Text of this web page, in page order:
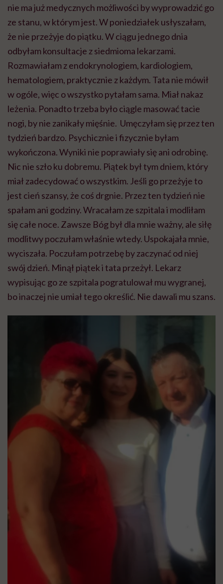
nie ma już medycznych możliwości by wyprowadzić go
ze stanu, w którym jest. W poniedziałek usłyszałam,
że nie przeżyje do piątku. W ciągu jednego dnia
odbyłam konsultacje z siedmioma lekarzami.
Rozmawiałam z endokrynologiem, kardiologiem,
hematologiem, praktycznie z każdym. Tata nie mówił
w ogóle, więc o wszystko pytałam sama. Miał nakaz
leżenia. Ponadto trzeba było ciągle masować tacie
nogi, by nie zanikały mięśnie. Umęczyłam się przez ten
tydzień bardzo. Psychicznie i fizycznie byłam
wykończona. Wyniki nie poprawiały się ani odrobinę.
Nic nie szło ku dobremu. Piątek był tym dniem, który
miał zadecydować o wszystkim. Jeśli go przeżyje to
jest cień szansy, że coś drgnie. Przez ten tydzień nie
spałam ani godziny. Wracałam ze szpitala i modliłam
się całe noce. Zawsze Bóg był dla mnie ważny, ale siłę
modlitwy poczułam właśnie wtedy. Uspokajała mnie,
wyciszała. Poczułam potrzebę by zaczynać od niej
swój dzień. Minął piątek i tata przeżył. Lekarz
wypisując go ze szpitala pogratulował mu wygranej,
bo inaczej nie umiał tego określić. Nie dawali mu szans.